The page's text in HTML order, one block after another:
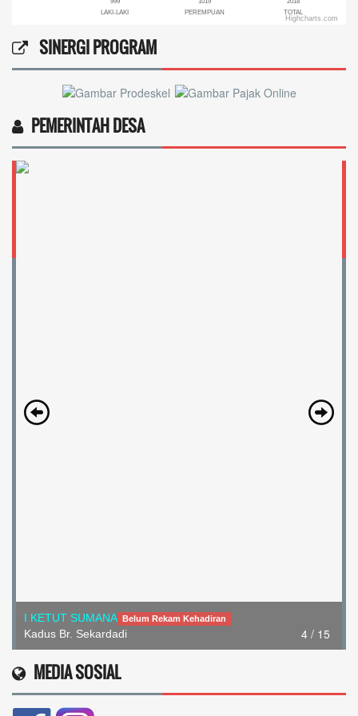
LAKI-LAKI
PEREMPUAN
TOTAL
Highcharts.com
SINERGI PROGRAM
PEMERINTAH DESA
4 / 15
I KETUT SUMANA Belum Rekam Kehadiran
Kadus Br. Sekardadi
MEDIA SOSIAL